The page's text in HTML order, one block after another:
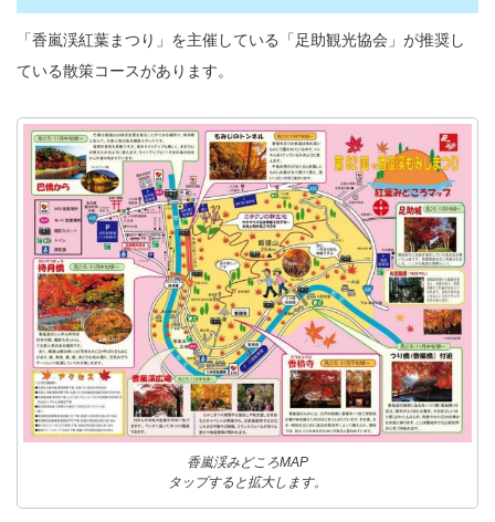
「香嵐渓紅葉まつり」を主催している「足助観光協会」が推奨し
ている散策コースがあります。
香嵐渓みどころMAP
タップすると拡大します。